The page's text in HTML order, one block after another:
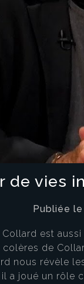
de vies
Publiée
est
de
nous révèle
a joué un rôle